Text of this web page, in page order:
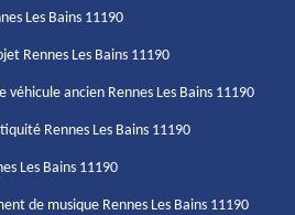
Les Bains 11190
Rennes Les Bains 11190
ancien Rennes Les Bains 11190
Rennes Les Bains 11190
Les Bains 11190
de musique Rennes Les Bains 11190